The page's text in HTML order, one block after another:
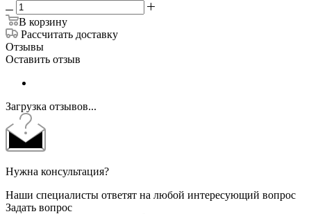
В корзину
Рассчитать доставку
Отзывы
Оставить отзыв
Загрузка отзывов...
Нужна консультация?
Наши специалисты ответят на любой интересующий вопрос
Задать вопрос